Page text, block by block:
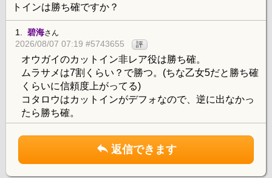
トインは勝ち確ですか？
1. 碧海さん
2026/08/07 07:19 #5743655 評
オウガイのカットイン非レア役は勝ち確。
ムラサメは7割くらい？で勝つ。(ちな乙女5だと勝ち確
くらいに信頼度上がってる)
コタロウはカットインがデフォなので、逆に出なかっ
たら勝ち確。
返信できます